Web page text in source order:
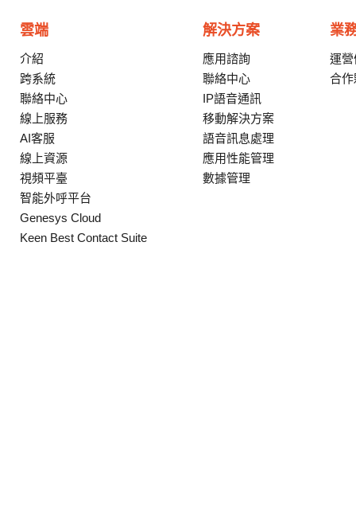
雲端
介紹
跨系統
聯絡中心
線上服務
AI客服
線上資源
視頻平臺
智能外呼平台
Genesys Cloud
Keen Best Contact Suite
解決方案
應用諮詢
聯絡中心
IP語音通訊
移動解決方案
語音訊息處理
應用性能管理
數據管理
業
運
合